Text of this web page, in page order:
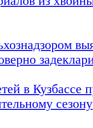
в Кузбассе
сезону